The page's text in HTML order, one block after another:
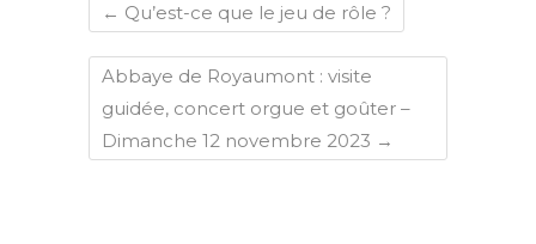
← Qu’est-ce que le jeu de rôle ?
Abbaye de Royaumont : visite
guidée, concert orgue et goûter –
Dimanche 12 novembre 2023 →